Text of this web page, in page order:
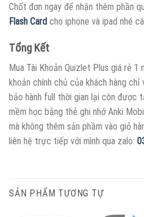
Chốt đơn ngay để nhận thêm phần
Flash Card cho iphone và ipad nhé
Tổng Kết
Mua Tài Khoản Quizlet Plus giá rẻ
khoản chính chủ của khách hàng
bảo hành full thời gian lại còn được
mềm học bằng thẻ ghi nhớ Anki
mà không thêm sản phầm vào giỏ
liên hệ trực tiếp với mình qua zalo:
SẢN PHẨM TƯƠNG TỰ